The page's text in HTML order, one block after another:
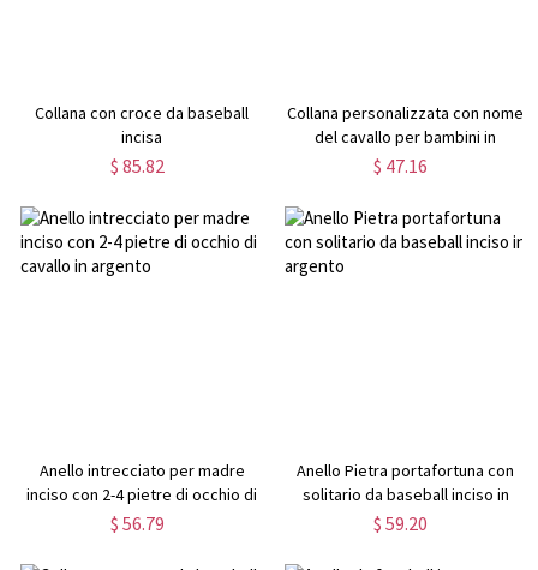
Collana con croce da baseball
incisa
$ 85.82
Collana personalizzata con nome
del cavallo per bambini in
argento
$ 47.16
Anello intrecciato per madre
inciso con 2-4 pietre di occhio di
cavallo in argento
$ 56.79
Anello Pietra portafortuna con
solitario da baseball inciso in
argento
$ 59.20